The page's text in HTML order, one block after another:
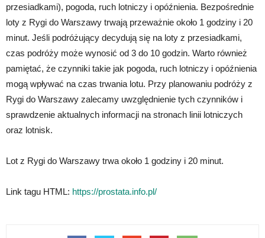
przesiadkami), pogoda, ruch lotniczy i opóźnienia. Bezpośrednie
loty z Rygi do Warszawy trwają przeważnie około 1 godziny i 20
minut. Jeśli podróżujący decydują się na loty z przesiadkami,
czas podróży może wynosić od 3 do 10 godzin. Warto również
pamiętać, że czynniki takie jak pogoda, ruch lotniczy i opóźnienia
mogą wpływać na czas trwania lotu. Przy planowaniu podróży z
Rygi do Warszawy zalecamy uwzględnienie tych czynników i
sprawdzenie aktualnych informacji na stronach linii lotniczych
oraz lotnisk.
Lot z Rygi do Warszawy trwa około 1 godziny i 20 minut.
Link tagu HTML: https://prostata.info.pl/